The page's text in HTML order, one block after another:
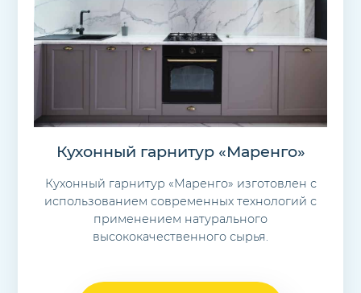
Кухонный гарнитур «Маренго»
Кухонный гарнитур «Маренго» изготовлен с
использованием современных технологий с
применением натурального
высококачественного сырья.